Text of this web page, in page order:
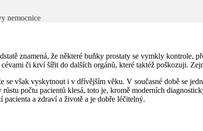
nemocnice
znamená, že některé buňky prostaty se vymkly kontrole,
či krví šířit do dalších orgánů, které taktéž poškozuji.
však vyskytnout i v dřívějším věku. V současné době se
počtu pacientů klesá, toto je, kromě moderních
a zdraví a životě a je dobře léčitelný.